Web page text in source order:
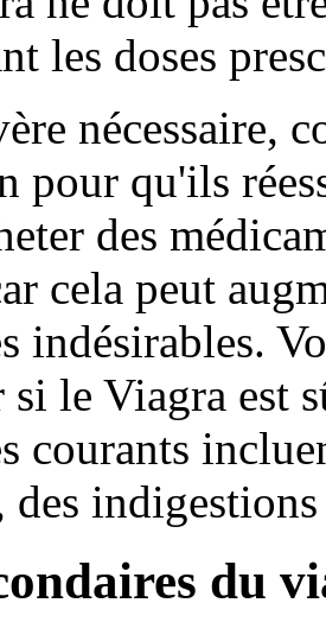
les doses
nécessaire,
pour qu'ils
des
cela peut
indésirables.
si le Viagra est
courants
des
du